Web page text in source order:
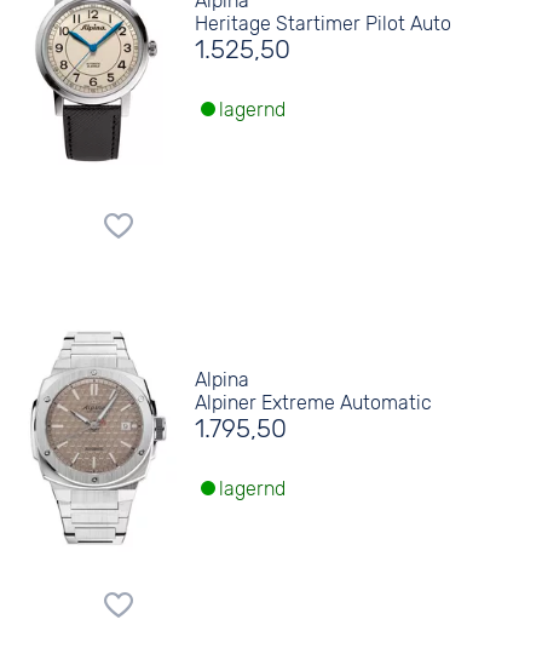
Heritage Startimer Pilot Auto
1.525,50
lagernd
Alpina
Alpiner Extreme Automatic
1.795,50
lagernd